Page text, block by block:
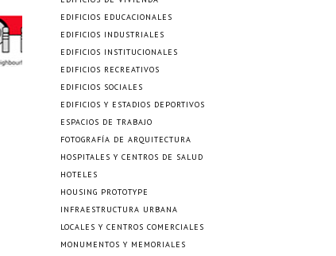
EDIFICIOS EDUCACIONALES
EDIFICIOS INDUSTRIALES
EDIFICIOS INSTITUCIONALES
EDIFICIOS RECREATIVOS
EDIFICIOS SOCIALES
EDIFICIOS Y ESTADIOS DEPORTIVOS
ESPACIOS DE TRABAJO
FOTOGRAFÍA DE ARQUITECTURA
HOSPITALES Y CENTROS DE SALUD
HOTELES
HOUSING PROTOTYPE
INFRAESTRUCTURA URBANA
LOCALES Y CENTROS COMERCIALES
MONUMENTOS Y MEMORIALES